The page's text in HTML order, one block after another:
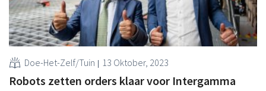
Doe-Het-Zelf/Tuin 13 Oktober, 2023
Robots zetten orders klaar voor Intergamma